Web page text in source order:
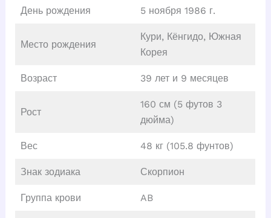
День рождения 5 ноября 1986 г.
Место рождения
Кури, Кёнгидо, Южная
Корея
Возраст 39 лет и 9 месяцев
Рост
160 см (5 футов 3
дюйма)
Вес 48 кг (105.8 фунтов)
Знак зодиака Скорпион
Группа крови AB